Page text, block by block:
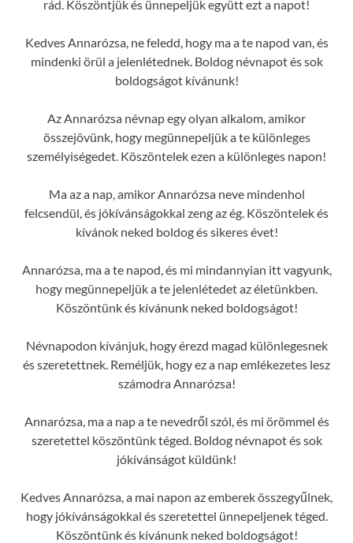
rád. Köszöntjük és ünnepeljük együtt ezt a napot!
Kedves Annarózsa, ne feledd, hogy ma a te napod van, és
mindenki örül a jelenlétednek. Boldog névnapot és sok
boldogságot kívánunk!
Az Annarózsa névnap egy olyan alkalom, amikor
összejövünk, hogy megünnepeljük a te különleges
személyiségedet. Köszöntelek ezen a különleges napon!
Ma az a nap, amikor Annarózsa neve mindenhol
felcsendül, és jókívánságokkal zeng az ég. Köszöntelek és
kívánok neked boldog és sikeres évet!
Annarózsa, ma a te napod, és mi mindannyian itt vagyunk,
hogy megünnepeljük a te jelenlétedet az életünkben.
Köszöntünk és kívánunk neked boldogságot!
Névnapodon kívánjuk, hogy érezd magad különlegesnek
és szeretettnek. Reméljük, hogy ez a nap emlékezetes lesz
számodra Annarózsa!
Annarózsa, ma a nap a te nevedről szól, és mi örömmel és
szeretettel köszöntünk téged. Boldog névnapot és sok
jókívánságot küldünk!
Kedves Annarózsa, a mai napon az emberek összegyűlnek,
hogy jókívánságokkal és szeretettel ünnepeljenek téged.
Köszöntünk és kívánunk neked boldogságot!